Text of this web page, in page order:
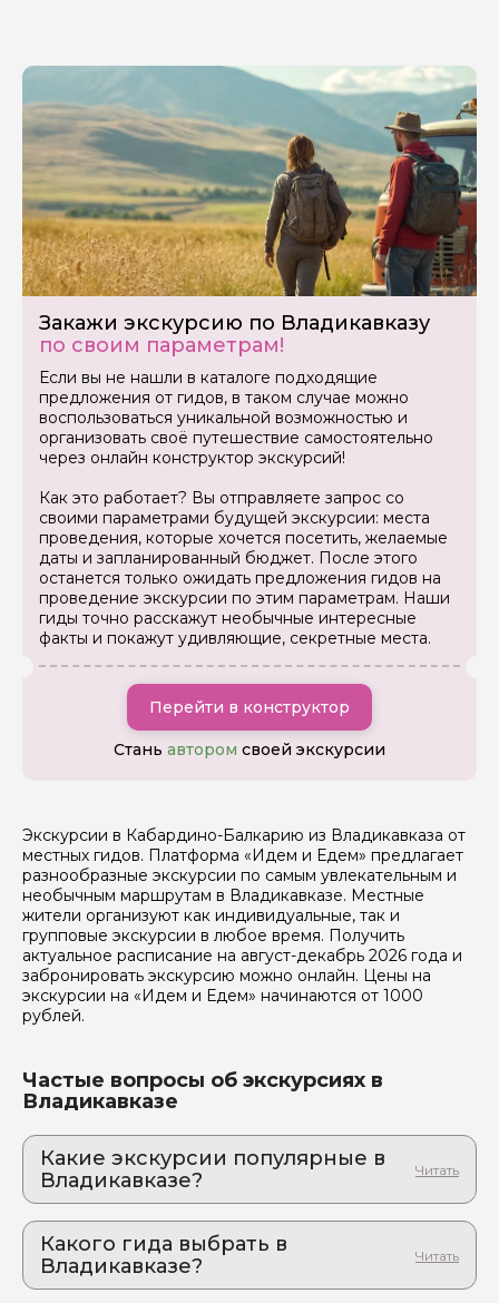
Закажи экскурсию по Владикавказу
по своим параметрам!
Если вы не нашли в каталоге подходящие
предложения от гидов, в таком случае можно
воспользоваться уникальной возможностью и
организовать своё путешествие самостоятельно
через онлайн конструктор экскурсий!
Как это работает? Вы отправляете запрос со
своими параметрами будущей экскурсии: места
проведения, которые хочется посетить, желаемые
даты и запланированный бюджет. После этого
останется только ожидать предложения гидов на
проведение экскурсии по этим параметрам. Наши
гиды точно расскажут необычные интересные
факты и покажут удивляющие, секретные места.
Перейти в конструктор
Стань автором своей экскурсии
Экскурсии в Кабардино-Балкарию из Владикавказа от
местных гидов. Платформа «Идем и Едем» предлагает
разнообразные экскурсии по самым увлекательным и
необычным маршрутам в Владикавказе. Местные
жители организуют как индивидуальные, так и
групповые экскурсии в любое время. Получить
актуальное расписание на август-декабрь 2026 года и
забронировать экскурсию можно онлайн. Цены на
экскурсии на «Идем и Едем» начинаются от 1000
рублей.
Частые вопросы об экскурсиях в
Владикавказе
Какие экскурсии популярные в
Владикавказе?
Средневековые замки, горные водопады,
умеренные восхождения
Впечатляющее погружение в богатейшую историю
и культуру Ингушетии и её природу!
Какого гида выбрать в
Владикавказе?
Задайте свой вопрос гиду
Ваша электронная почта
Вопросы и комментарии
Если у вас есть интересующие вопросы, можете их
задать
Я даю своё согласие на обработку персональных
Отправить